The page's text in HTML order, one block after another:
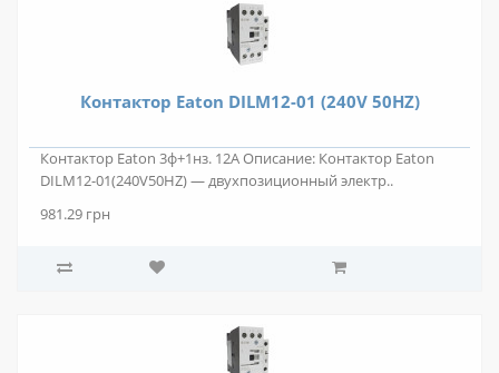
Контактор Eaton DILM12-01 (240V 50HZ)
Контактор Eaton 3ф+1нз. 12А Описание: Контактор Eaton
DILM12-01(240V50HZ) — двухпозиционный электр..
981.29 грн